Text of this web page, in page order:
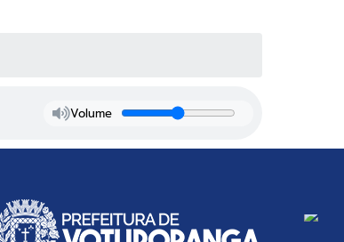
Volume